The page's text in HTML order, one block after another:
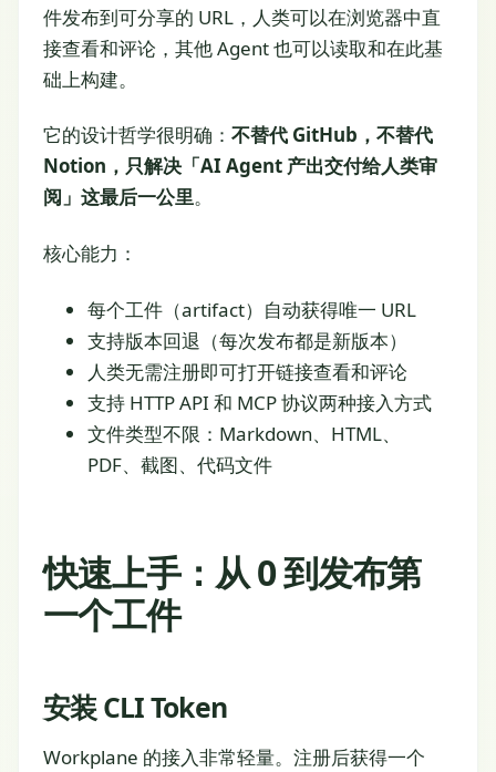
件发布到可分享的 URL，人类可以在浏览器中直
接查看和评论，其他 Agent 也可以读取和在此基
础上构建。
它的设计哲学很明确： 不替代 GitHub，不替代
Notion，只解决「AI Agent 产出交付给人类审
阅」这最后一公里。
核心能力：
每个工件（artifact）自动获得唯一 URL
支持版本回退（每次发布都是新版本）
人类无需注册即可打开链接查看和评论
支持 HTTP API 和 MCP 协议两种接入方式
文件类型不限：Markdown、HTML、
PDF、截图、代码文件
快速上手：从 0 到发布第
一个工件
安装 CLI Token
Workplane 的接入非常轻量。注册后获得一个